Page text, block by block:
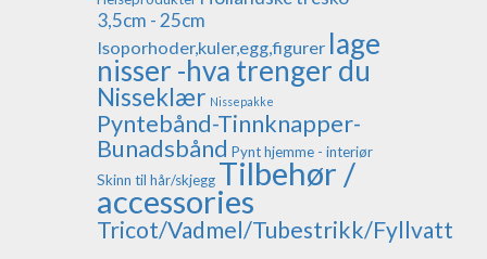
3,5cm - 25cm
Isoporhoder,kuler,egg,figurer lage
nisser -hva trenger du
Nisseklær Nissepakke
Pyntebånd-Tinnknapper-
Bunadsbånd Pynt hjemme - interiør
Skinn til hår/skjegg Tilbehør /
accessories
Tricot/Vadmel/Tubestrikk/Fyllvatt